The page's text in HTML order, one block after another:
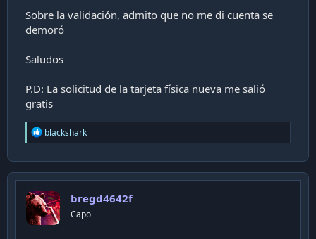
Sobre la validación, admito que no me di cuenta se
demoró
Saludos
P.D: La solicitud de la tarjeta física nueva me salió
gratis
R
e
c
t
o
n
s
blackshark
bregd4642f
Capo